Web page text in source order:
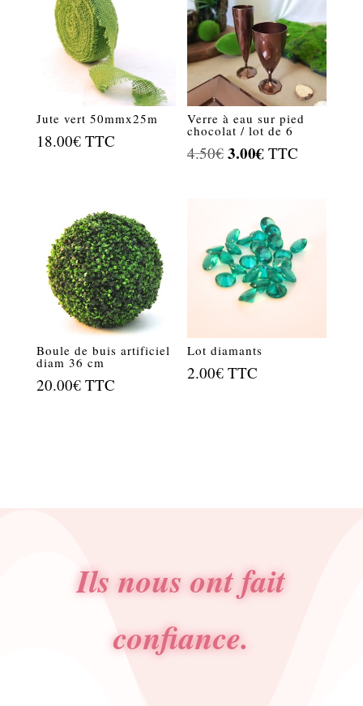
Jute vert 50mmx25m
18.00€ TTC
Verre à eau sur pied
chocolat / lot de 6
4.50€ Le
était :
4.50€.
3.00€ Le
est :
3.00€.
TTC
Boule de buis artificiel
diam 36 cm
20.00€ TTC
Lot diamants
2.00€ TTC
Ils nous ont fait
confiance.